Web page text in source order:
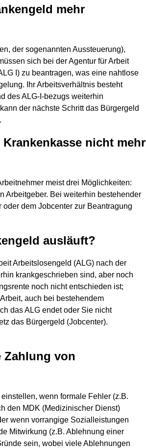
mehr
der sogenannten Aussteuerung),
sich bei der Agentur für Arbeit
I) zu beantragen, was eine nahtlose
Ihr Arbeitsverhältnis besteht
des ALG-I-bezugs weiterhin
der nächste Schritt das Bürgergeld
nicht mehr
meist drei Möglichkeiten:
Arbeitgeber. Bei weiterhin bestehender
dem Jobcenter zur Beantragung
ausläuft?
Arbeitslosengeld (ALG) nach der
krankgeschrieben sind, aber noch
noch nicht entschieden ist;
auch bei bestehendem
das ALG endet oder Sie nicht
das Bürgergeld (Jobcenter).
Zahlung von
wenn formale Fehler (z.B.
den MDK (Medizinischer Dienst)
wenn vorrangige Sozialleistungen
Mitwirkung (z.B. Ablehnung einer
sein, wobei viele Ablehnungen